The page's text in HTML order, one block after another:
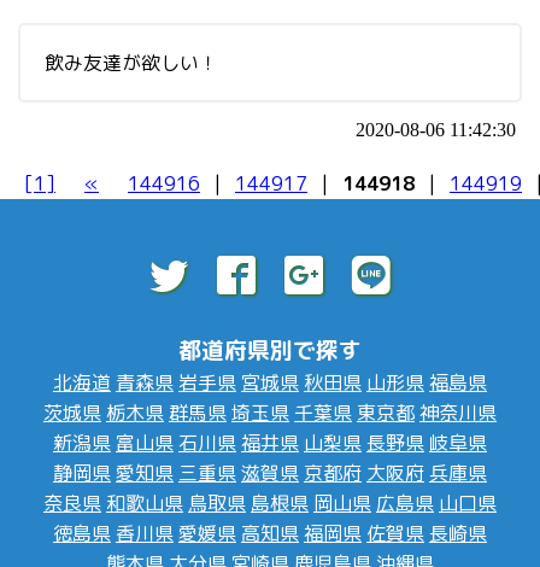
飲み友達が欲しい！
2020-08-06 11:42:30
[1] « 144916 | 144917 | 144918 | 144919
都道府県別で探す
北海道 青森県 岩手県 宮城県 秋田県 山形県福島県
茨城県 栃木県群馬県埼玉県 千葉県 東京都神奈川県
新潟県 富山県 石川県福井県 山梨県 長野県 岐阜県
静岡県愛知県 三重県滋賀県 京都府 大阪府 兵庫県
奈良県 和歌山県 鳥取県 島根県 岡山県 広島県 山口県
徳島県 香川県愛媛県 高知県福岡県 佐賀県 長崎県